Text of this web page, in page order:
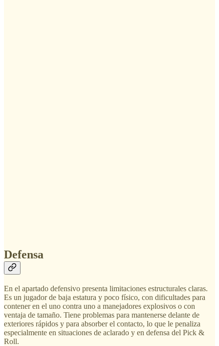
Defensa
En el apartado defensivo presenta limitaciones estructurales claras.
Es un jugador de baja estatura y poco físico, con dificultades para
contener en el uno contra uno a manejadores explosivos o con
ventaja de tamaño. Tiene problemas para mantenerse delante de
exteriores rápidos y para absorber el contacto, lo que le penaliza
especialmente en situaciones de aclarado y en defensa del Pick &
Roll.